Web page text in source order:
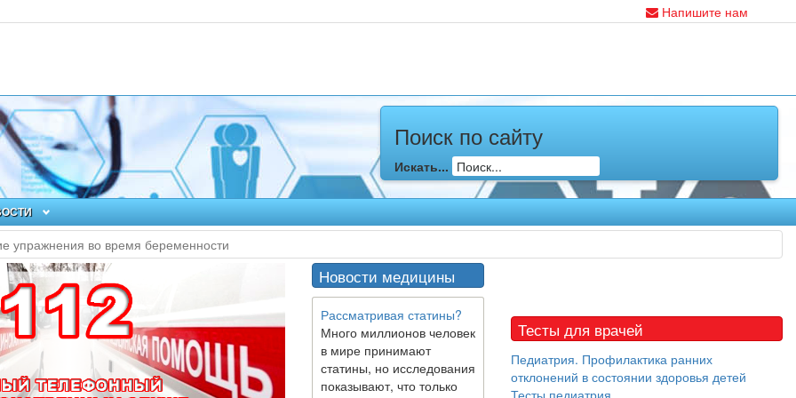
Напишите нам
Поиск по сайту
Искать...
упражнения во время беременности
Новости медицины
Рассматривая статины?
Много миллионов человек
в мире принимают
статины, но исследования
показывают, что только
Тесты для врачей
Педиатрия. Профилактика ранних
отклонений в состоянии здоровья детей
Тесты педиатрия